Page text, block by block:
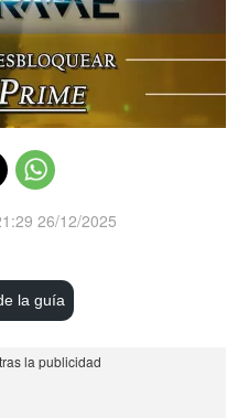
26/12/2025
la guía